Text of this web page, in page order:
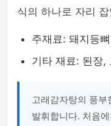
식의 하나로 자리
주재료: 돼지등
기타 재료: 된장,
고래감자탕의 풍부
발휘합니다. 처음